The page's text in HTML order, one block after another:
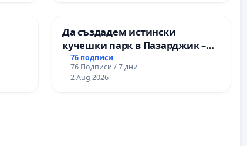
Да създадем истински
кучешки парк в Пазарджик –
място за хора и техните
любимци
76 подписи
76 Подписи / 7 дни
2 Aug 2026